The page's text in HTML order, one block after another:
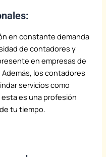
en constante demanda
de contadores y
en empresas de
los contadores
servicios como
es una profesión
tu tiempo.